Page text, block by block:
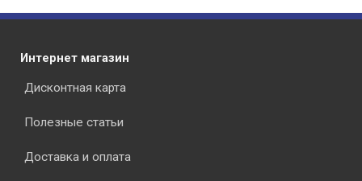
Интернет магазин
Дисконтная карта
Полезные статьи
Доставка и оплата